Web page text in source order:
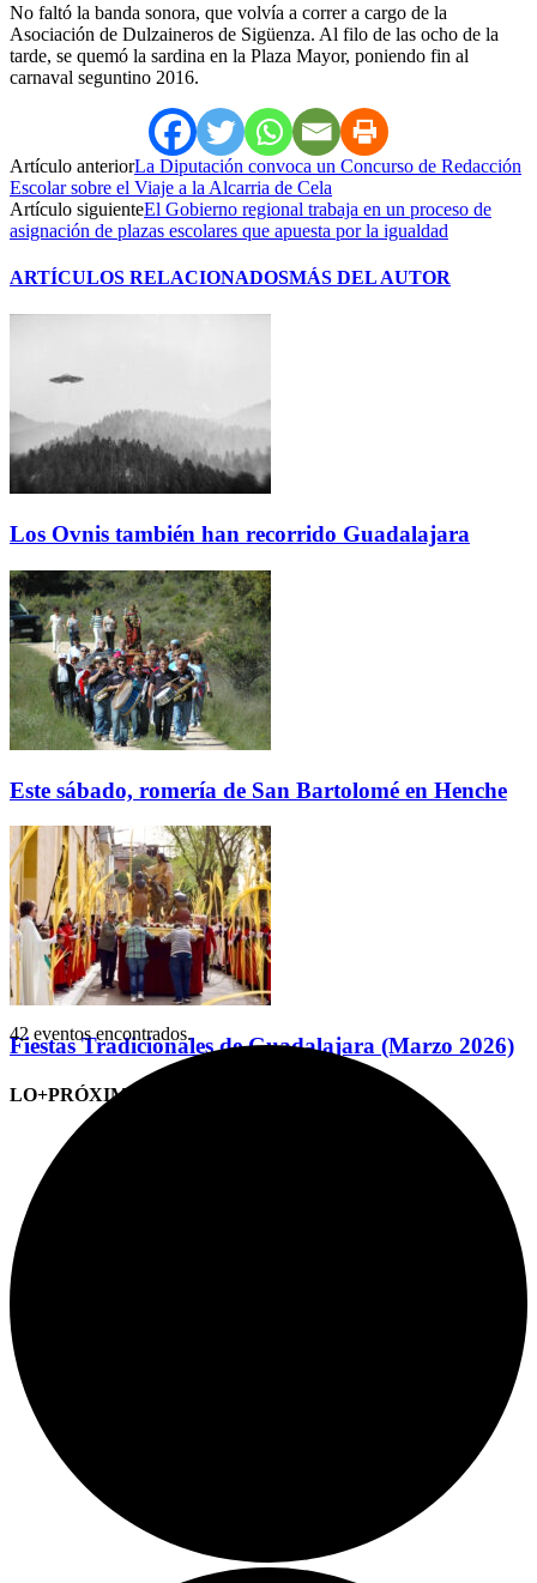
No faltó la banda sonora, que volvía a correr a cargo de la
Asociación de Dulzaineros de Sigüenza. Al filo de las ocho de la
tarde, se quemó la sardina en la Plaza Mayor, poniendo fin al
carnaval seguntino 2016.
Artículo anteriorLa Diputación convoca un Concurso de Redacción
Escolar sobre el Viaje a la Alcarria de Cela
Artículo siguienteEl Gobierno regional trabaja en un proceso de
asignación de plazas escolares que apuesta por la igualdad
ARTÍCULOS RELACIONADOSMÁS DEL AUTOR
Los Ovnis también han recorrido Guadalajara
Este sábado, romería de San Bartolomé en Henche
Fiestas Tradicionales de Guadalajara (Marzo 2026)
LO+PRÓXIMO (CITAS)
42 eventos encontrados.